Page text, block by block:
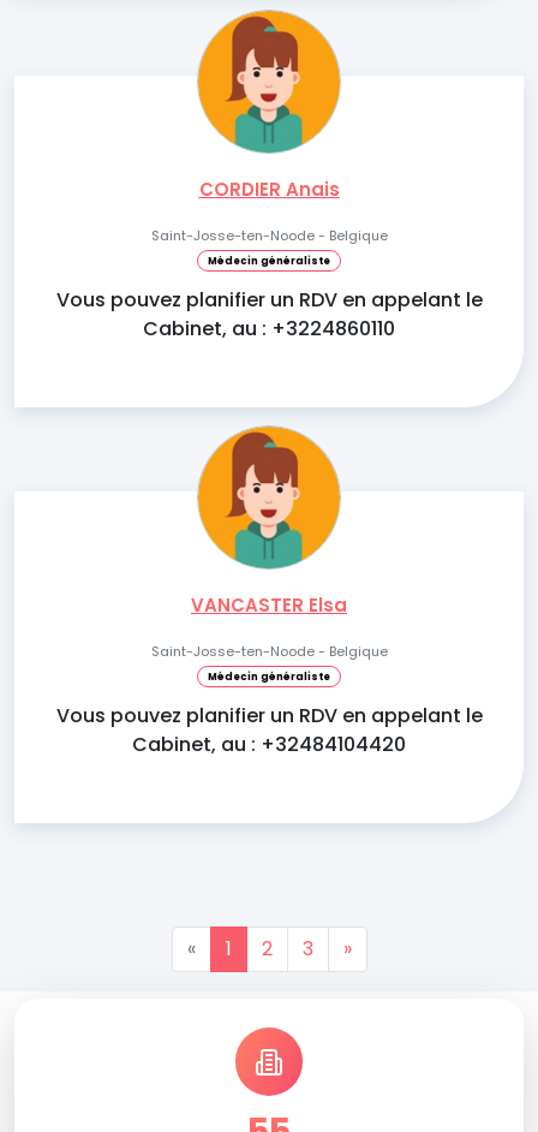
CORDIER Anais
Saint-Josse-ten-Noode - Belgique
Médecin généraliste
Vous pouvez planifier un RDV en appelant le
Cabinet, au : +3224860110
VANCASTER Elsa
Saint-Josse-ten-Noode - Belgique
Médecin généraliste
Vous pouvez planifier un RDV en appelant le
Cabinet, au : +32484104420
« 1 2 3 »